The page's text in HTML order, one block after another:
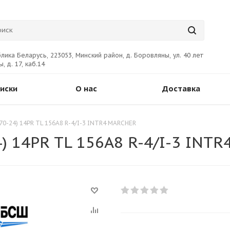
Беларусь, 223053, Минский район, д. Боровляны, ул. 40 лет
д. 17, каб.14
О нас Доставка
24) 14PR TL 156A8 R-4/I-3 INTR4 MARCHER
TL 156A8 R-4/I-3 INTR4